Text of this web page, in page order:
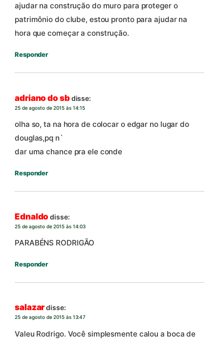
ajudar na construção do muro para proteger o
patrimônio do clube, estou pronto para ajudar na
hora que começar a construção.
Responder
adriano do sbdisse:
25 de agosto de 2015 às 14:15
olha so, ta na hora de colocar o edgar no lugar do
douglas,pq n`
dar uma chance pra ele conde
Responder
Ednaldo disse:
25 de agosto de 2015 às 14:03
PARABÉNS RODRIGÃO
Responder
salazardisse:
25 de agosto de 2015 às 13:47
Valeu Rodrigo. Você simplesmente calou a boca de